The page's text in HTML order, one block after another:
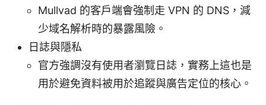
Mullvad 的客戶端會強制走 VPN 的 DNS，減
少域名解析時的暴露風險。
日誌與隱私
官方強調沒有使用者瀏覽日誌，實務上這也是
用於避免資料被用於追蹤與廣告定位的核心。